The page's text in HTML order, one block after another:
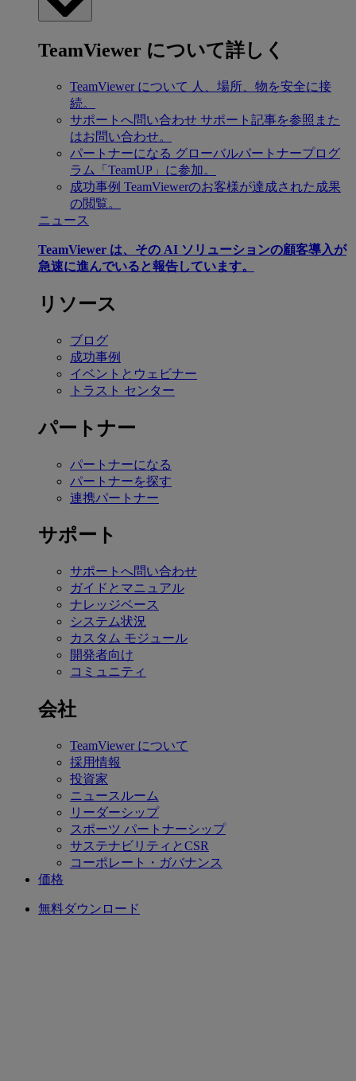
TeamViewer について詳しく
TeamViewer について 人、場所、物を安全に接
続。
サポートへ問い合わせ サポート記事を参照また
はお問い合わせ。
パートナーになる グローバルパートナープログ
ラム「TeamUP」に参加。
成功事例 TeamViewerのお客様が達成された成果
の閲覧。
ニュース
TeamViewer は、その AI ソリューションの顧客導入が
急速に進んでいると報告しています。
リソース
ブログ
成功事例
イベントとウェビナー
トラスト センター
パートナー
パートナーになる
パートナーを探す
連携パートナー
サポート
サポートへ問い合わせ
ガイドとマニュアル
ナレッジベース
システム状況
カスタム モジュール
開発者向け
コミュニティ
会社
TeamViewer について
採用情報
投資家
ニュースルーム
リーダーシップ
スポーツ パートナーシップ
サステナビリティとCSR
コーポレート・ガバナンス
価格
無料ダウンロード